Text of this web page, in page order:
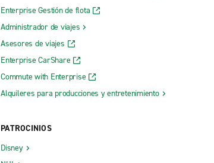
Enterprise Gestión de flota
Administrador de viajes
Asesores de viajes
Enterprise CarShare
Commute with Enterprise
Alquileres para producciones y entretenimiento
PATROCINIOS
Disney